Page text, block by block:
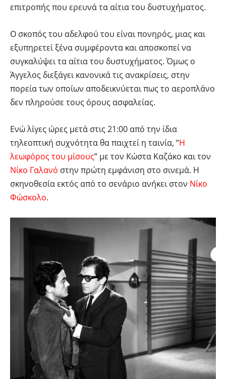
επιτροπής που ερευνά τα αίτια του δυστυχήματος.
Ο σκοπός του αδελφού του είναι πονηρός, μιας και
εξυπηρετεί ξένα συμφέροντα και αποσκοπεί να
συγκαλύψει τα αίτια του δυστυχήματος. Όμως ο
Άγγελος διεξάγει κανονικά τις ανακρίσεις, στην
πορεία των οποίων αποδεικνύεται πως το αεροπλάνο
δεν πληρούσε τους όρους ασφαλείας.
Ενώ λίγες ώρες μετά στις 21:00 από την ίδια
τηλεοπτική συχνότητα θα παιχτεί η ταινία, “Η
λεωφόρος του μίσους” με τον Κώστα Καζάκο και τον
Νίκο Γαλανό στην πρώτη εμφάνιση στο σινεμά. Η
σκηνοθεσία εκτός από το σενάριο ανήκει στον Νίκο
Φώσκολο.